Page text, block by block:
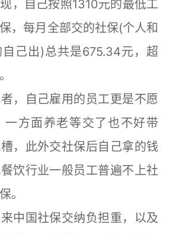
自己按照1310元的最低工
，每月全部交的社保(个人和
己出)总共是675.34元，超
自己雇用的员工更是不愿
一方面养老等交了也不好带
，此外交社保后自己拿的钱
饮行业一般员工普遍不上社
。
国社保交纳负担重，以及